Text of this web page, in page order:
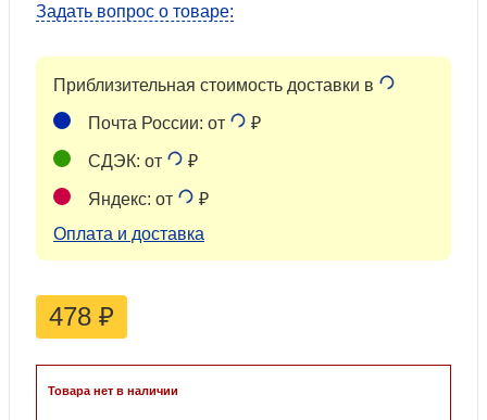
Задать вопрос о товаре:
Приблизительная стоимость доставки в
Почта России: от ₽
СДЭК: от ₽
Яндекс: от
₽
Оплата и доставка
478 ₽
Товара нет в наличии